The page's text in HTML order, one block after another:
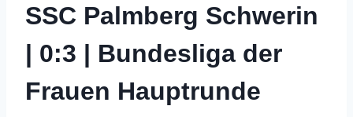
SSC Palmberg Schwerin
| 0:3 | Bundesliga der
Frauen Hauptrunde